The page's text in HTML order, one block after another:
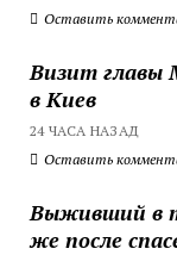
Оставить
Визит главы
в Киев
24 ЧАСА НАЗАД
Оставить
Выживший в
же после